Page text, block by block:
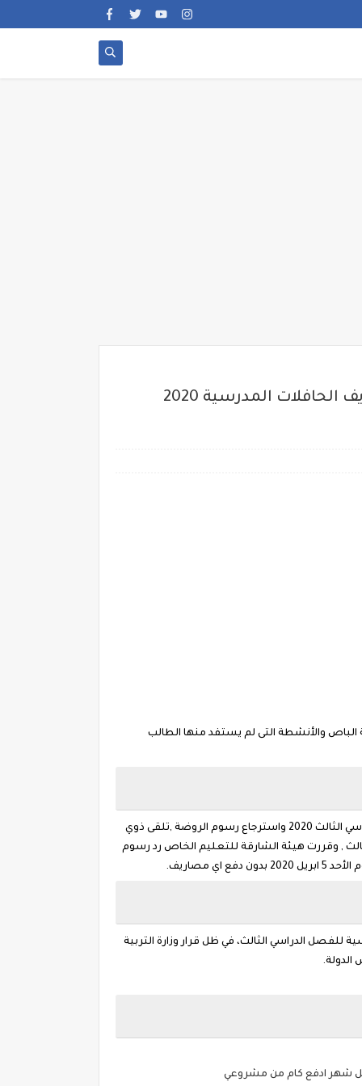
اخبار إلغاء الرسوم والمصاريف المدرسية؛ طريقة الاستعلام عن استرداد رسوم ومصاريف الحافلات المدرسية 2020
والأنشطة التى لم يستفد منها الطالب
نعم يمكن استرداد مصاريف المدرسة وننشر طريقة الاستعلام عن استرداد رسوم ومصاريف الحافلات المدرسية الخاص بالفصل الدراسي الثالث 2020 واسترجاع رسوم الروضة ,تلقى ذوي
, وقررت هيئة الشارقة للتعليم الخاص رد رسوم
مصاريف.
للفصل الدراسي الثالث، في ظل قرار وزارة التربية
الدولة.